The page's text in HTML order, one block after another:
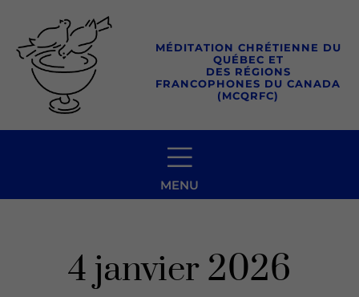
contenu
MÉDITATION CHRÉTIENNE DU
QUÉBEC ET
DES RÉGIONS
FRANCOPHONES DU CANADA
(MCQRFC)
MENU
4 janvier 2026